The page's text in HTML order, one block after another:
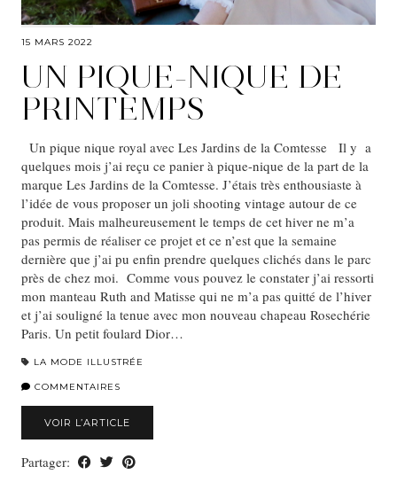
15 MARS 2022
UN PIQUE-NIQUE DE
PRINTEMPS
Un pique nique royal avec Les Jardins de la Comtesse Il y a
quelques mois j’ai reçu ce panier à pique-nique de la part de la
marque Les Jardins de la Comtesse. J’étais très enthousiaste à
l’idée de vous proposer un joli shooting vintage autour de ce
produit. Mais malheureusement le temps de cet hiver ne m’a
pas permis de réaliser ce projet et ce n’est que la semaine
dernière que j’ai pu enfin prendre quelques clichés dans le parc
près de chez moi. Comme vous pouvez le constater j’ai ressorti
mon manteau Ruth and Matisse qui ne m’a pas quitté de l’hiver
et j’ai souligné la tenue avec mon nouveau chapeau Rosechérie
Paris. Un petit foulard Dior…
LA MODE ILLUSTRÉE
COMMENTAIRES
VOIR L’ARTICLE
Partager: